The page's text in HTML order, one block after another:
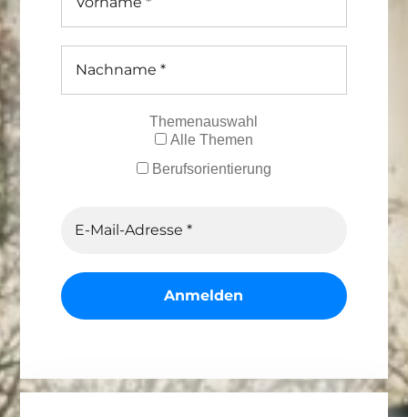
Themenauswahl
Alle Themen
Berufsorientierung